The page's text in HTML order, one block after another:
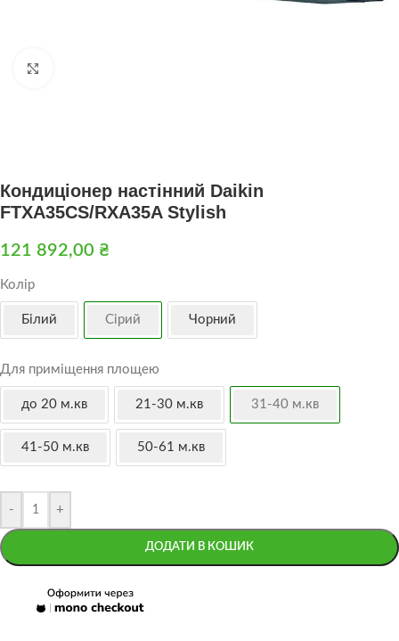
Кондиціонер настінний Daikin
FTXA35CS/RXA35A Stylish
121 892,00 ₴
Колір
Білий Сірий Чорний
Для приміщення площею
до 20 м.кв 21-30 м.кв 31-40 м.кв
41-50 м.кв 50-61 м.кв
- +
ДОДАТИ В КОШИК